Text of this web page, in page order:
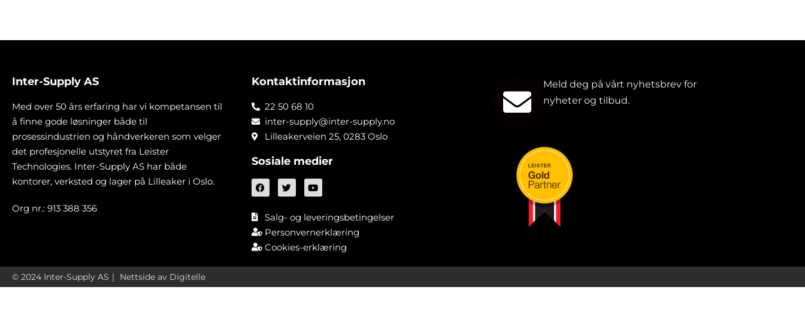
Inter-Supply AS
Med over 50 års erfaring har vi kompetansen til
å finne gode løsninger både til
prosessindustrien og håndverkeren som velger
det profesjonelle utstyret fra Leister
Technologies. Inter-Supply AS har både
kontorer, verksted og lager på Lilleaker i Oslo.
Org nr.: 913 388 356
Kontaktinformasjon
22 50 68 10
inter-supply@inter-supply.no
Lilleakerveien 25, 0283 Oslo
Sosiale medier
Salg- og leveringsbetingelser
Personvernerklæring
Cookies-erklæring
Meld deg på vårt nyhetsbrev for
nyheter og tilbud.
© 2024 Inter-Supply AS｜ Nettside av Digitelle